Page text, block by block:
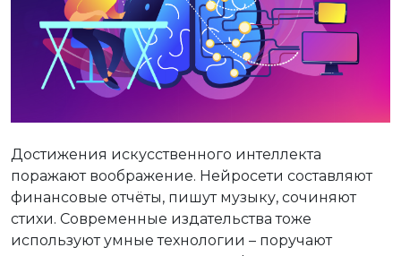
Достижения искусственного интеллекта
поражают воображение. Нейросети составляют
финансовые отчёты, пишут музыку, сочиняют
стихи. Современные издательства тоже
используют умные технологии – поручают